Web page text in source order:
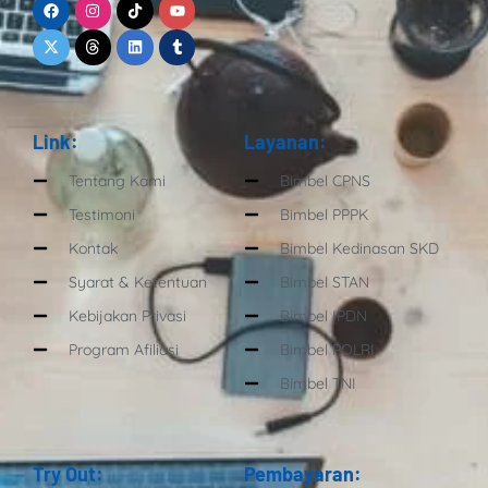
twitter
Link:
Tentang Kami
Testimoni
Kontak
Syarat & Ketentuan
Kebijakan Privasi
Program Afiliasi
Layanan:
Bimbel CPNS
Bimbel PPPK
Bimbel Kedinasan SKD
Bimbel STAN
Bimbel IPDN
Bimbel POLRI
Bimbel TNI
Try Out: Pembayaran: